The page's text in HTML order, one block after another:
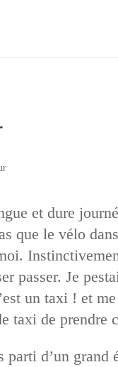
et dure
que le vélo
passer. Je
un taxi ! et
taxi de prendre
parti d’un